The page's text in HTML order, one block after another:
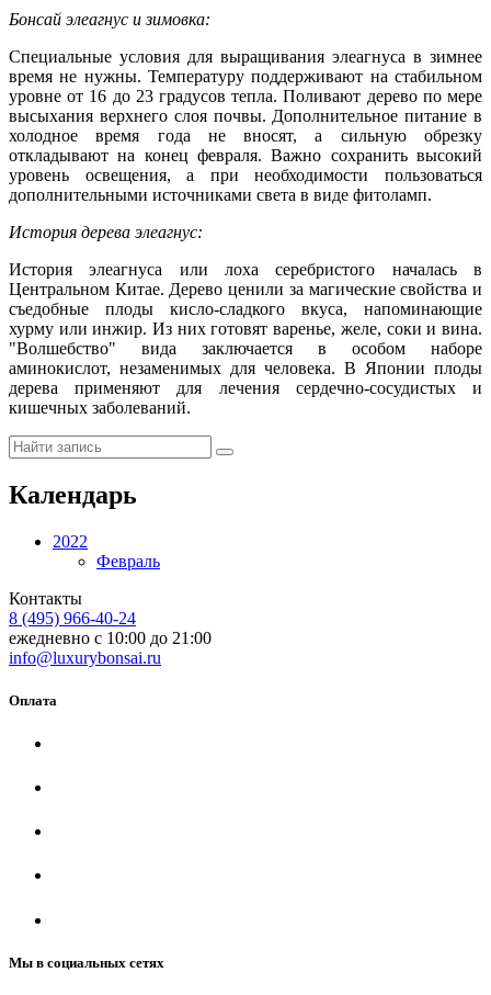
Бонсай элеагнус и зимовка:
Специальные условия для выращивания элеагнуса в зимнее
время не нужны. Температуру поддерживают на стабильном
уровне от 16 до 23 градусов тепла. Поливают дерево по мере
высыхания верхнего слоя почвы. Дополнительное питание в
холодное время года не вносят, а сильную обрезку
откладывают на конец февраля. Важно сохранить высокий
уровень освещения, а при необходимости пользоваться
дополнительными источниками света в виде фитоламп.
История дерева элеагнус:
История элеагнуса или лоха серебристого началась в
Центральном Китае. Дерево ценили за магические свойства и
съедобные плоды кисло-сладкого вкуса, напоминающие
хурму или инжир. Из них готовят варенье, желе, соки и вина.
"Волшебство" вида заключается в особом наборе
аминокислот, незаменимых для человека. В Японии плоды
дерева применяют для лечения сердечно-сосудистых и
кишечных заболеваний.
Календарь
2022
Февраль
Контакты
8 (495) 966-40-24
ежедневно с 10:00 до 21:00
info@luxurybonsai.ru
Оплата
Мы в социальных сетях